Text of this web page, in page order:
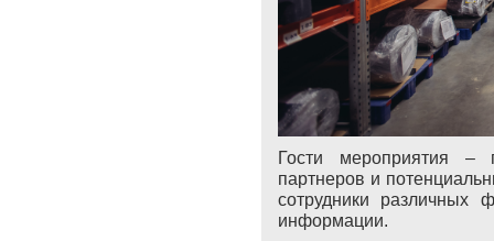
Гости мероприятия –
партнеров и
сотрудники различных
информации.